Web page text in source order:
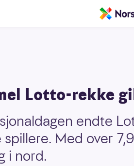
Lotto-rekke
endte
Med over
i nord.